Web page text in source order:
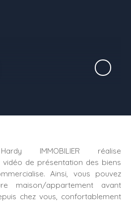
IMMOBILIER réalise
vidéo de présentation des biens
Ainsi, vous pouvez
maison/appartement avant
chez vous, confortablement